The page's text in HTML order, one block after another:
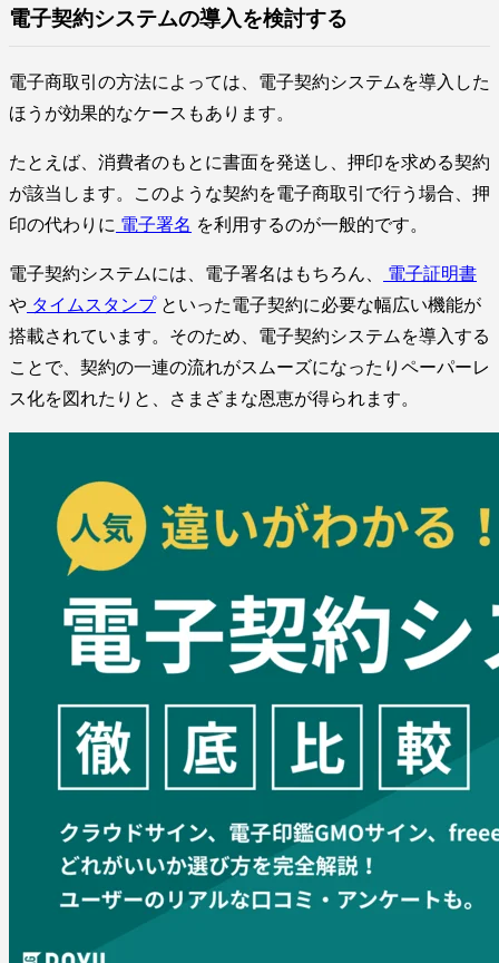
電子契約システムの導入を検討する
電子商取引の方法によっては、電子契約システムを導入した
ほうが効果的なケースもあります。
たとえば、消費者のもとに書面を発送し、押印を求める契約
が該当します。このような契約を電子商取引で行う場合、押
印の代わりに 電子署名 を利用するのが一般的です。
電子契約システムには、電子署名はもちろん、
電子証明書
や タイムスタンプといった電子契約に必要な幅広い機能が
搭載されています。そのため、電子契約システムを導入する
ことで、契約の一連の流れがスムーズになったりペーパーレ
ス化を図れたりと、さまざまな恩恵が得られます。